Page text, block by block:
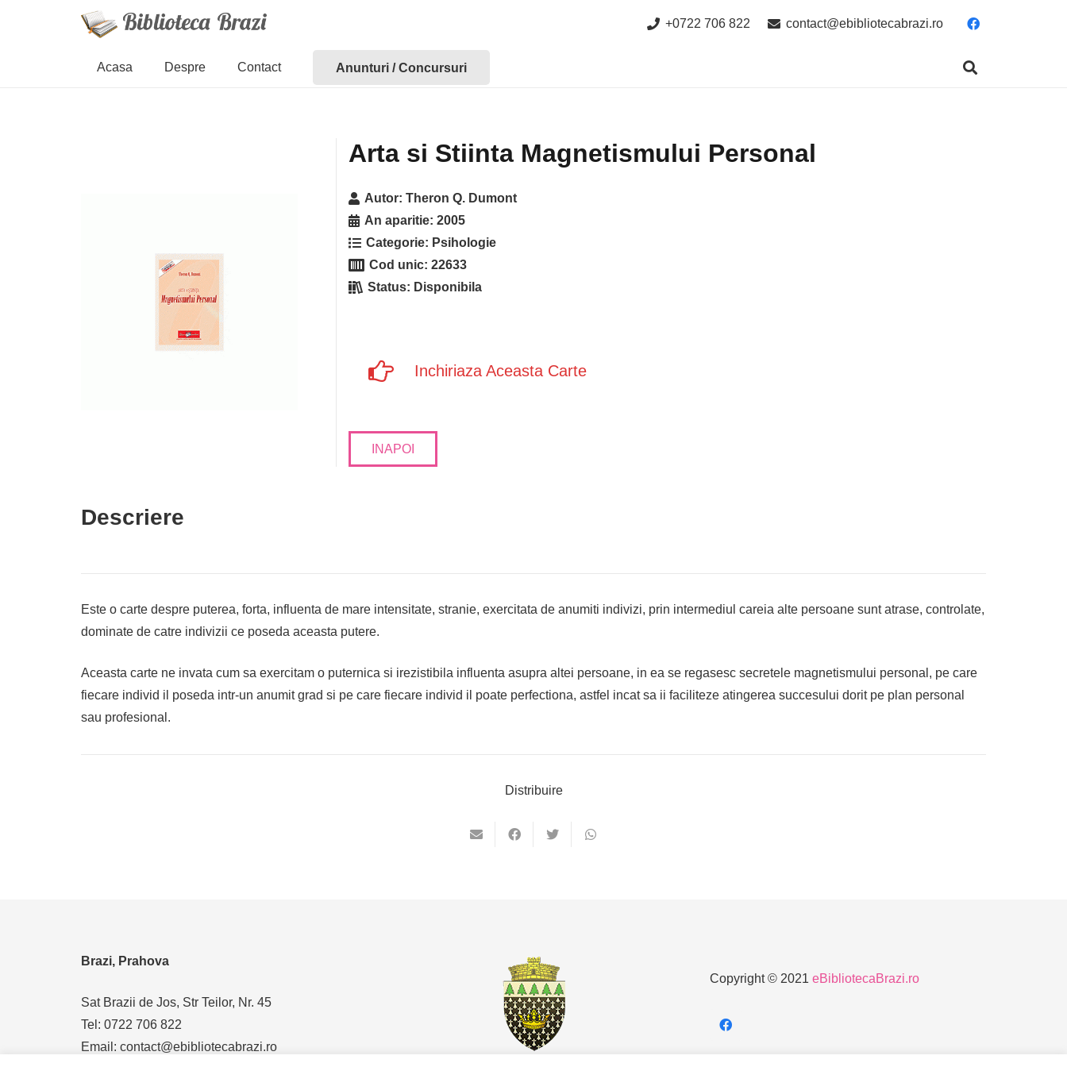
+0722 706 822 contact@ebibliotecabrazi.ro
Acasa Despre Contact Anunturi / Concursuri
Arta si Stiinta Magnetismului Personal
Autor:Theron Q. Dumont
An aparitie:2005
Categorie: Psihologie
Cod unic:22633
Status: Disponibila
Inchiriaza Aceasta Carte
INAPOI
Descriere
Este o carte despre puterea, forta, influenta de mare intensitate, stranie, exercitata de anumiti indivizi, prin intermediul careia alte persoane sunt atrase, controlate,
dominate de catre indivizii ce poseda aceasta putere.
Aceasta carte ne invata cum sa exercitam o puternica si irezistibila influenta asupra altei persoane, in ea se regasesc secretele magnetismului personal, pe care
fiecare individ il poseda intr-un anumit grad si pe care fiecare individ il poate perfectiona, astfel incat sa ii faciliteze atingerea succesului dorit pe plan personal
sau profesional.
Distribuire
Brazi, Prahova
Sat Brazii de Jos, Str Teilor, Nr. 45
Tel: 0722 706 822
Email: contact@ebibliotecabrazi.ro
Copyright © 2021 eBibliotecaBrazi.ro